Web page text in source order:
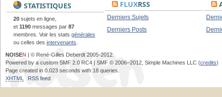
STATISTIQUES
20 sujets en ligne,
et 1190 messages par 87
membres. Voir les stats générales
ou celles des intervenants
FLUXRSS
Derniers Sujets
Derniers Posts
NOISEN | © René-Gilles Deberdt 2005-2012.
Powered by a custom SMF 2.0 RC4 | SMF © 2006–2012, Simple Machines LLC (credits)
Page created in 0.023 seconds with 18 queries.
XHTML
RSS feed